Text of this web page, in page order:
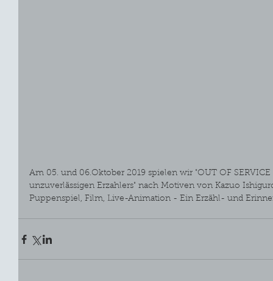
Am 05. und 06.Oktober 2019 spielen wir "OUT OF
unzuverlässigen Erzahlers" nach Motiven von Kazuo
Puppenspiel, Film, Live-Animation - Ein Erzähl- und